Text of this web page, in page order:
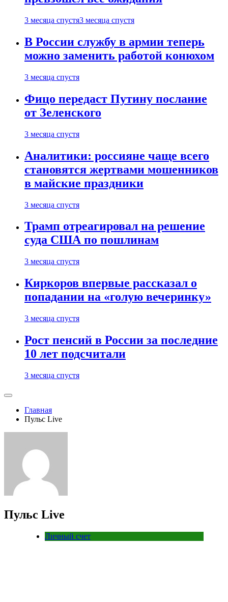
3 месяца спустя3 месяца спустя
В России службу в армии теперь
можно заменить работой конюхом
3 месяца спустя
Фицо передаст Путину послание
от Зеленского
3 месяца спустя
Аналитики: россияне чаще всего
становятся жертвами мошенников
в майские праздники
3 месяца спустя
Трамп отреагировал на решение
суда США по пошлинам
3 месяца спустя
Киркоров впервые рассказал о
попадании на «голую вечеринку»
3 месяца спустя
Рост пенсий в России за последние
10 лет подсчитали
3 месяца спустя
Главная
Пульс Live
Пульс Live
Личный счет